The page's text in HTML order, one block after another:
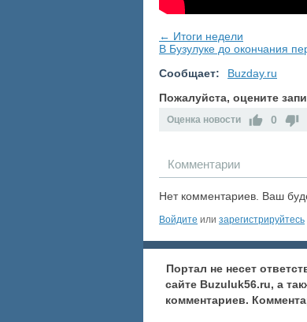
← Итоги недели
В Бузулуке до окончания
Сообщает:
Buzday.ru
Пожалуйста, оцените
Оценка новости 0
Комментарии
Нет комментариев. Ваш
Войдите или зарегистрируйтесь
Портал не несет
сайте Buzuluk56.ru, а
комментариев.